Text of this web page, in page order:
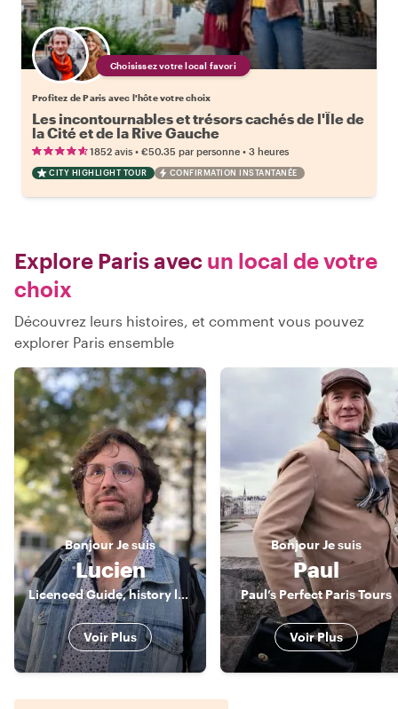
Choisissez votre local favori
Profitez de Paris avec l'hôte votre choix
Les incontournables et trésors cachés de l'Île de
la Cité et de la Rive Gauche
1852 avis • €50.35 par personne • 3 heures
CITY HIGHLIGHT TOUR CONFIRMATION INSTANTANÉE
Explore Paris avec un local de votre
choix
Découvrez leurs histoires, et comment vous pouvez
explorer Paris ensemble
BonjourJe suis
Lucien
Licenced Guide, history lover and passionate revolutionary Parisian
Voir Plus
BonjourJe suis
Paul
Paul’s Perfect Paris Tours
Voir Plus